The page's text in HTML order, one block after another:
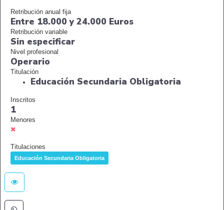
Retribución anual fija
Entre 18.000 y 24.000 Euros
Retribución variable
Sin especificar
Nivel profesional
Operario
Titulación
Educación Secundaria Obligatoria
Inscritos
1
Menores
Titulaciones
Educación Secundaria Obligatoria